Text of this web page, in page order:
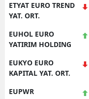
ETYAT EURO TREND
YAT. ORT.
EUHOL EURO
YATIRIM HOLDING
EUKYO EURO
KAPITAL YAT. ORT.
EUPWR